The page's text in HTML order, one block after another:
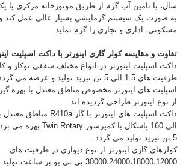
سال، با تامین آب گرم از طریق موتورخانه مرکزی یا
به صورت یک سیستم گرمایشیِ بسیار عالی عمل کند
مسکونی، اداری و تجاری را گرم نماید
تفاوت و مقایسه کولر گازی اینورتر با داکت اسپلیت
داکت اسپلیت اینورتر در انواع مختلف سقفی توکار و
ظرفیت های 1.5 الی 5 تن تبرید تولید و
از نوع اینورتر طراحی گردیده اند.
5 تن تبرید تولید می گردد.
کولرهای گازی اینورتر از نوع دیواری در ظرفیت های
30000،24000،18000،12000 بی تی یو بر